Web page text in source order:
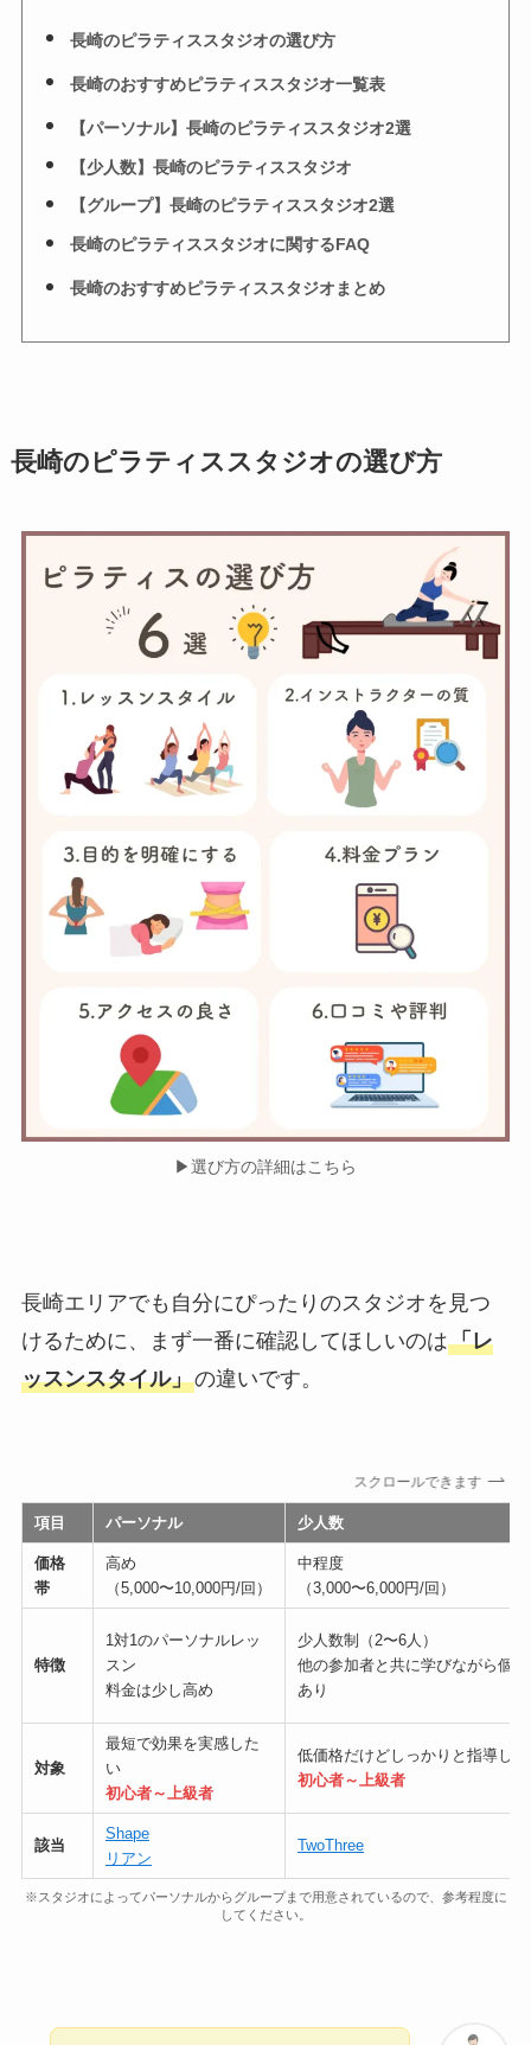
長崎のピラティススタジオの選び方
長崎のおすすめピラティススタジオ一覧表
【パーソナル】長崎のピラティススタジオ2選
【少人数】長崎のピラティススタジオ
【グループ】長崎のピラティススタジオ2選
長崎のピラティススタジオに関するFAQ
長崎のおすすめピラティススタジオまとめ
長崎のピラティススタジオの選び方
▶︎選び方の詳細はこちら
長崎エリアでも自分にぴったりのスタジオを見つ
けるために、まず一番に確認してほしいのは「レ
ッスンスタイル」の違いです。
スクロールできます
項目 パーソナル 少人数
価格
帯
高め
（5,000〜10,000円/回）
中程度
（3,000〜6,000円/回）
特徴
1対1のパーソナルレッ
スン
料金は少し高め
少人数制（2〜6人）
他の参加者と共に学びながら個
あり
対象
最短で効果を実感した
い
初心者～上級者
低価格だけどしっかりと指導し
初心者～上級者
該当
Shape
リアン
TwoThree
※スタジオによってパーソナルからグループまで用意されているので、参考程度に
してください。